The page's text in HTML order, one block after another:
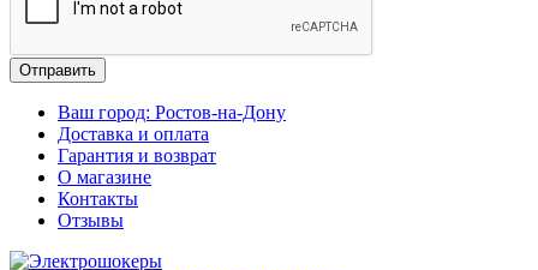
Отправить
Ваш город: Ростов-на-Дону
Доставка и оплата
Гарантия и возврат
О магазине
Контакты
Отзывы